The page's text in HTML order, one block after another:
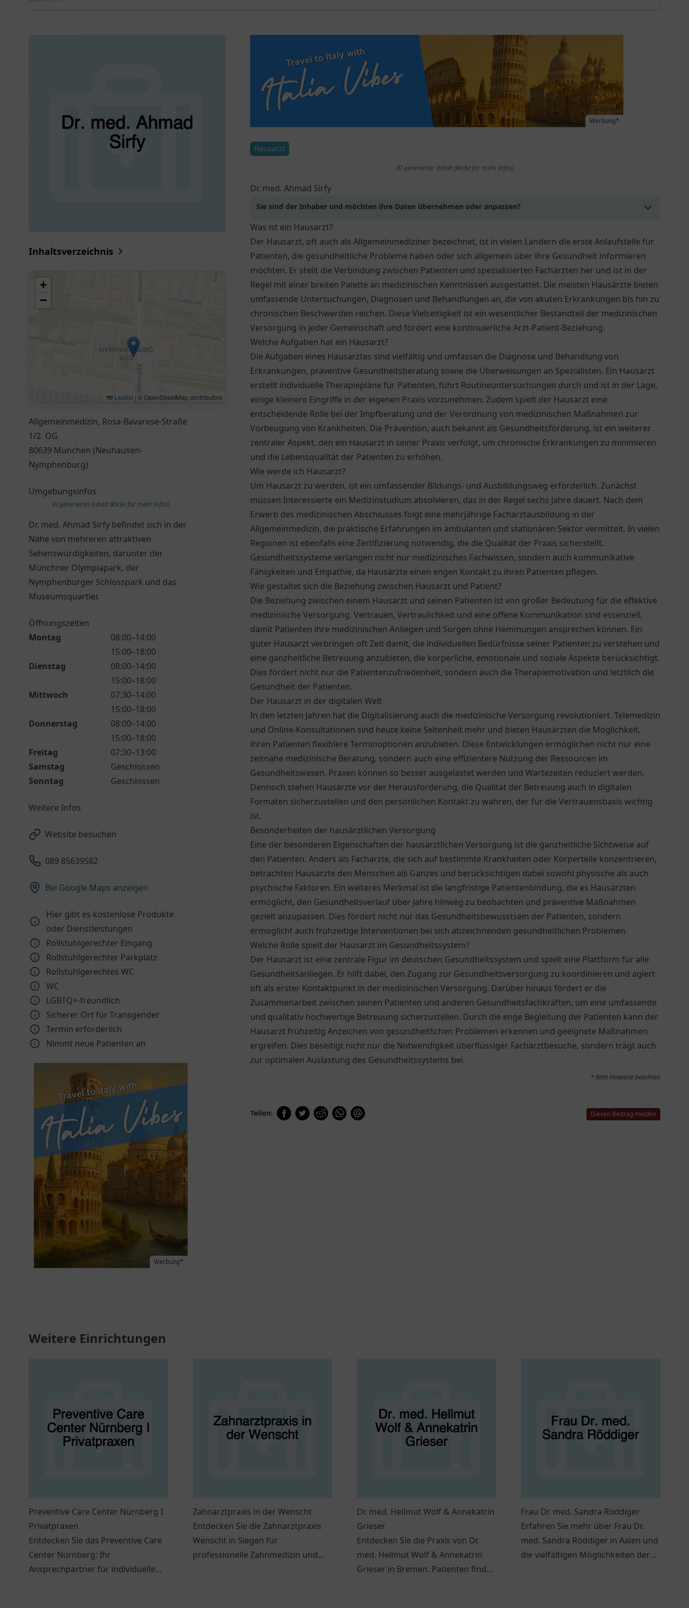
Inhaltsverzeichnis
+
−
Leaflet | © OpenStreetMap contributors
Allgemeinmedizin, Rosa-Bavarese-Straße
1/2. OG
80639 München (Neuhausen-
Nymphenburg)
Umgebungsinfos
KI generierter Inhalt (klicke für mehr Infos)
Dr. med. Ahmad Sirfy befindet sich in der
Nähe von mehreren attraktiven
Sehenswürdigkeiten, darunter der
Münchner Olympiapark, der
Nymphenburger Schlosspark und das
Museumsquartier.
Öffnungszeiten
Montag
08:00–14:00
15:00–18:00
Dienstag
08:00–14:00
15:00–18:00
Mittwoch
07:30–14:00
15:00–18:00
Donnerstag
08:00–14:00
15:00–18:00
Freitag
07:30–13:00
Samstag
Geschlossen
Sonntag
Geschlossen
Weitere Infos
Website besuchen
089 85639582
Bei Google Maps anzeigen
Hier gibt es kostenlose Produkte
oder Dienstleistungen
Rollstuhlgerechter Eingang
Rollstuhlgerechter Parkplatz
Rollstuhlgerechtes WC
WC
LGBTQ+-freundlich
Sicherer Ort für Transgender
Termin erforderlich
Nimmt neue Patienten an
Werbung*
Werbung*
Hausarzt
KI generierter Inhalt (klicke für mehr Infos)
Dr. med. Ahmad Sirfy
Sie sind der Inhaber und möchten ihre Daten übernehmen oder anpassen?
Was ist ein Hausarzt?
Der Hausarzt, oft auch als Allgemeinmediziner bezeichnet, ist in vielen Ländern die erste Anlaufstelle für
Patienten, die gesundheitliche Probleme haben oder sich allgemein über ihre Gesundheit informieren
möchten. Er stellt die Verbindung zwischen Patienten und spezialisierten Fachärzten her und ist in der
Regel mit einer breiten Palette an medizinischen Kenntnissen ausgestattet. Die meisten Hausärzte bieten
umfassende Untersuchungen, Diagnosen und Behandlungen an, die von akuten Erkrankungen bis hin zu
chronischen Beschwerden reichen. Diese Vielseitigkeit ist ein wesentlicher Bestandteil der medizinischen
Versorgung in jeder Gemeinschaft und fördert eine kontinuierliche Arzt-Patient-Beziehung.
Welche Aufgaben hat ein Hausarzt?
Die Aufgaben eines Hausarztes sind vielfältig und umfassen die Diagnose und Behandlung von
Erkrankungen, präventive Gesundheitsberatung sowie die Überweisungen an Spezialisten. Ein Hausarzt
erstellt individuelle Therapiepläne für Patienten, führt Routineuntersuchungen durch und ist in der Lage,
einige kleinere Eingriffe in der eigenen Praxis vorzunehmen. Zudem spielt der Hausarzt eine
entscheidende Rolle bei der Impfberatung und der Verordnung von medizinischen Maßnahmen zur
Vorbeugung von Krankheiten. Die Prävention, auch bekannt als Gesundheitsförderung, ist ein weiterer
zentraler Aspekt, den ein Hausarzt in seiner Praxis verfolgt, um chronische Erkrankungen zu minimieren
und die Lebensqualität der Patienten zu erhöhen.
Wie werde ich Hausarzt?
Um Hausarzt zu werden, ist ein umfassender Bildungs- und Ausbildungsweg erforderlich. Zunächst
müssen Interessierte ein Medizinstudium absolvieren, das in der Regel sechs Jahre dauert. Nach dem
Erwerb des medizinischen Abschlusses folgt eine mehrjährige Facharztausbildung in der
Allgemeinmedizin, die praktische Erfahrungen im ambulanten und stationären Sektor vermittelt. In vielen
Regionen ist ebenfalls eine Zertifizierung notwendig, die die Qualität der Praxis sicherstellt.
Gesundheitssysteme verlangen nicht nur medizinisches Fachwissen, sondern auch kommunikative
Fähigkeiten und Empathie, da Hausärzte einen engen Kontakt zu ihren Patienten pflegen.
Wie gestaltet sich die Beziehung zwischen Hausarzt und Patient?
Die Beziehung zwischen einem Hausarzt und seinen Patienten ist von großer Bedeutung für die effektive
medizinische Versorgung. Vertrauen, Vertraulichkeit und eine offene Kommunikation sind essenziell,
damit Patienten ihre medizinischen Anliegen und Sorgen ohne Hemmungen ansprechen können. Ein
guter Hausarzt verbringen oft Zeit damit, die individuellen Bedürfnisse seiner Patienten zu verstehen und
eine ganzheitliche Betreuung anzubieten, die körperliche, emotionale und soziale Aspekte berücksichtigt.
Dies fördert nicht nur die Patientenzufriedenheit, sondern auch die Therapiemotivation und letztlich die
Gesundheit der Patienten.
Der Hausarzt in der digitalen Welt
In den letzten Jahren hat die Digitalisierung auch die medizinische Versorgung revolutioniert. Telemedizin
und Online-Konsultationen sind heute keine Seltenheit mehr und bieten Hausärzten die Möglichkeit,
ihren Patienten flexiblere Terminoptionen anzubieten. Diese Entwicklungen ermöglichen nicht nur eine
zeitnahe medizinische Beratung, sondern auch eine effizientere Nutzung der Ressourcen im
Gesundheitswesen. Praxen können so besser ausgelastet werden und Wartezeiten reduziert werden.
Dennoch stehen Hausärzte vor der Herausforderung, die Qualität der Betreuung auch in digitalen
Formaten sicherzustellen und den persönlichen Kontakt zu wahren, der für die Vertrauensbasis wichtig
ist.
Besonderheiten der hausärztlichen Versorgung
Eine der besonderen Eigenschaften der hausärztlichen Versorgung ist die ganzheitliche Sichtweise auf
den Patienten. Anders als Fachärzte, die sich auf bestimmte Krankheiten oder Körperteile konzentrieren,
betrachten Hausärzte den Menschen als Ganzes und berücksichtigen dabei sowohl physische als auch
psychische Faktoren. Ein weiteres Merkmal ist die langfristige Patientenbindung, die es Hausärzten
ermöglicht, den Gesundheitsverlauf über Jahre hinweg zu beobachten und präventive Maßnahmen
gezielt anzupassen. Dies fördert nicht nur das Gesundheitsbewusstsein der Patienten, sondern
ermöglicht auch frühzeitige Interventionen bei sich abzeichnenden gesundheitlichen Problemen.
Welche Rolle spielt der Hausarzt im Gesundheitssystem?
Der Hausarzt ist eine zentrale Figur im deutschen Gesundheitssystem und spielt eine Plattform für alle
Gesundheitsanliegen. Er hilft dabei, den Zugang zur Gesundheitsversorgung zu koordinieren und agiert
oft als erster Kontaktpunkt in der medizinischen Versorgung. Darüber hinaus fördert er die
Zusammenarbeit zwischen seinen Patienten und anderen Gesundheitsfachkräften, um eine umfassende
und qualitativ hochwertige Betreuung sicherzustellen. Durch die enge Begleitung der Patienten kann der
Hausarzt frühzeitig Anzeichen von gesundheitlichen Problemen erkennen und geeignete Maßnahmen
ergreifen. Dies beseitigt nicht nur die Notwendigkeit überflüssiger Facharztbesuche, sondern trägt auch
zur optimalen Auslastung des Gesundheitssystems bei.
* Bitte Hinweise beachten
Teilen: Diesen Beitrag melden
Weitere Einrichtungen
Preventive Care Center Nürnberg I
Privatpraxen
Entdecken Sie das Preventive Care
Center Nürnberg: Ihr
Ansprechpartner für individuelle
Zahnarztpraxis in der Wenscht
Entdecken Sie die Zahnarztpraxis
Wenscht in Siegen für
professionelle Zahnmedizin und
Dr. med. Hellmut Wolf & Annekatrin
Grieser
Entdecken Sie die Praxis von Dr.
med. Hellmut Wolf & Annekatrin
Grieser in Bremen. Patienten finden
Frau Dr. med. Sandra Röddiger
Erfahren Sie mehr über Frau Dr.
med. Sandra Röddiger in Aalen und
die vielfältigen Möglichkeiten der